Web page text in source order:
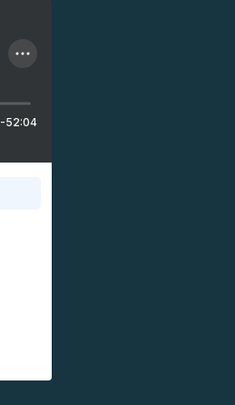
-52:04